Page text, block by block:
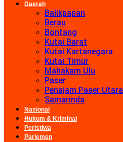
Daerah
Balikpapan
Berau
Bontang
Kutai Barat
Kutai Kartanegara
Kutai Timur
Mahakam Ulu
Paser
Penajam Paser Utara
Samarinda
Nasional
Hukum & Kriminal
Peristiwa
Parlemen